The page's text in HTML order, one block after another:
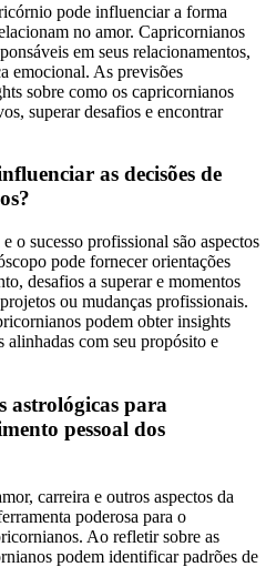
pode influenciar a forma
no amor. Capricornianos
em seus relacionamentos,
emocional. As previsões
sobre como os capricornianos
superar desafios e encontrar
as decisões de
o sucesso profissional são aspectos
pode fornecer orientações
desafios a superar e momentos
ou mudanças profissionais.
podem obter insights
alinhadas com seu propósito e
astrológicas para
pessoal dos
carreira e outros aspectos da
poderosa para o
Ao refletir sobre as
podem identificar padrões de